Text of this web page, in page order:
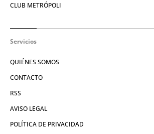
CLUB METRÓPOLI
Servicios
QUIÉNES SOMOS
CONTACTO
RSS
AVISO LEGAL
POLÍTICA DE PRIVACIDAD